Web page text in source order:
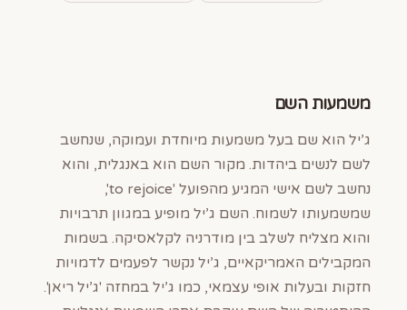
משמעות השם
ג’יל הוא שם בעל משמעות מיוחדת ועמוקה, שנחשב
לשם לנשים ביהדות. מקור השם הוא באנגלית, והוא
נחשב לשם אישי המגיע מהפועל 'to rejoice',
שמשמעותו לשמוח. השם ג’יל מופיע במגוון תרבויות
והוא מצליח לשלב בין מודרניה לקלאסיקה. בשמות
המקבילים האמריקאיים, ג’יל נקשר לפעמים לדמויות
חזקות ובעלות אופי עצמאי, כמו ג’יל במחזה 'ג’יל ריאן'.